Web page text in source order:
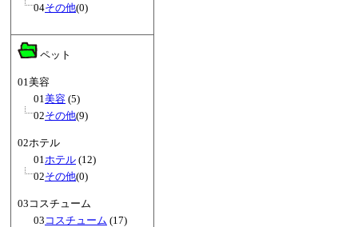
04その他(0)
ペット
01美容
01 美容 (5)
02その他(9)
02ホテル
01 ホテル (12)
02その他(0)
03コスチューム
03 コスチューム (17)